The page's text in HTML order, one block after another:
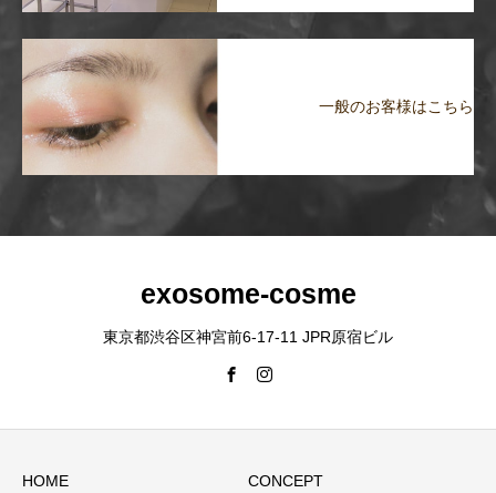
一般のお客様はこちら
exosome-cosme
東京都渋谷区神宮前6-17-11 JPR原宿ビル
HOME CONCEPT